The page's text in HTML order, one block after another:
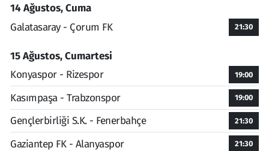
14 Ağustos, Cuma
Galatasaray - Çorum FK
21:30
15 Ağustos, Cumartesi
Konyaspor - Rizespor
19:00
Kasımpaşa - Trabzonspor 19:00
Gençlerbirliği S.K. - Fenerbahçe 21:30
Gaziantep FK - Alanyaspor 21:30